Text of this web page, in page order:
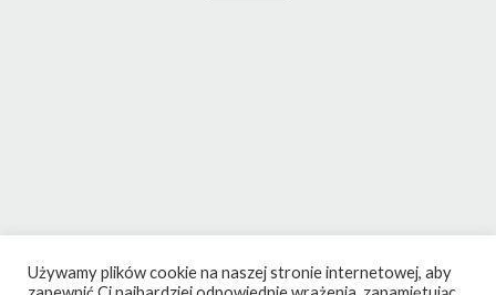
Używamy plików cookie na naszej stronie internetowej, aby